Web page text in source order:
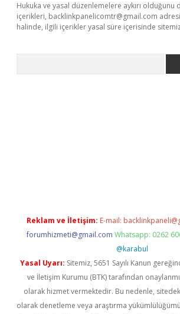
Hukuka ve yasal düzenlemelere aykırı olduğunu
içerikleri, backlinkpanelicomtr@gmail.com
halinde, ilgili içerikler yasal süre içerisinde
Reklam ve İletişim: E-mail:
forumhizmeti@gmail.com Whatsapp: 0262
@karabul
Yasal Uyarı: Sitemiz, 5651 Sayılı Kanun
ve İletişim Kurumu (BTK) tarafından
olarak hizmet vermektedir. Bu nedenle,
olarak denetleme veya araştırma